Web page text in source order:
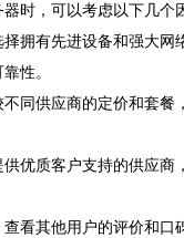
时，可以考虑以下几个
拥有先进设备和强大网
性。
同供应商的定价和套餐
优质客户支持的供应商
查看其他用户的评价和口